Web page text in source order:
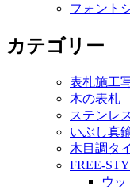
フォント
カテゴリー
表札施工
木の表札
ステンレ
いぶし真
木目調タ
FREE-
ウ